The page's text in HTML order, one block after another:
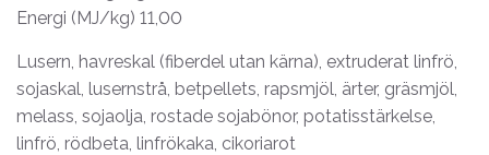
Energi (MJ/kg) 11,00
Lusern, havreskal (fiberdel utan kärna), extruderat linfrö,
sojaskal, lusernstrå, betpellets, rapsmjöl, ärter, gräsmjöl,
melass, sojaolja, rostade sojabönor, potatisstärkelse,
linfrö, rödbeta, linfrökaka, cikoriarot